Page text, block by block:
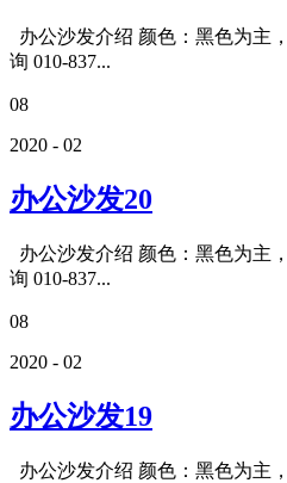
办公沙发介绍 颜色：黑色为主
询 010-837...
08
2020 - 02
办公沙发20
办公沙发介绍 颜色：黑色为主
询 010-837...
08
2020 - 02
办公沙发19
办公沙发介绍 颜色：黑色为主